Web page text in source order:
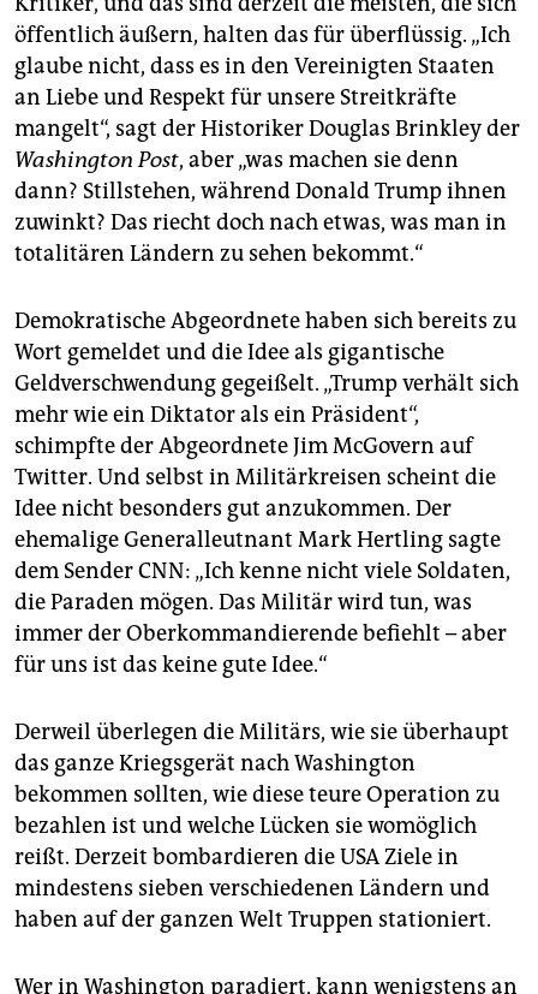
öffentlich äußern, halten das für überflüssig. „Ich
glaube nicht, dass es in den Vereinigten Staaten
an Liebe und Respekt für unsere Streitkräfte
mangelt“, sagt der Historiker Douglas Brinkley der
Washington Post, aber „was machen sie denn
dann? Stillstehen, während Donald Trump ihnen
zuwinkt? Das riecht doch nach etwas, was man in
totalitären Ländern zu sehen bekommt.“
Demokratische Abgeordnete haben sich bereits zu
Wort gemeldet und die Idee als gigantische
Geldverschwendung gegeißelt. „Trump verhält sich
mehr wie ein Diktator als ein Präsident“,
schimpfte der Abgeordnete Jim McGovern auf
Twitter. Und selbst in Militärkreisen scheint die
Idee nicht besonders gut anzukommen. Der
ehemalige Generalleutnant Mark Hertling sagte
dem Sender CNN: „Ich kenne nicht viele Soldaten,
die Paraden mögen. Das Militär wird tun, was
immer der Oberkommandierende befiehlt – aber
für uns ist das keine gute Idee.“
Derweil überlegen die Militärs, wie sie überhaupt
das ganze Kriegsgerät nach Washington
bekommen sollten, wie diese teure Operation zu
bezahlen ist und welche Lücken sie womöglich
reißt. Derzeit bombardieren die USA Ziele in
mindestens sieben verschiedenen Ländern und
haben auf der ganzen Welt Truppen stationiert.
Wer in Washington paradiert, kann wenigstens an